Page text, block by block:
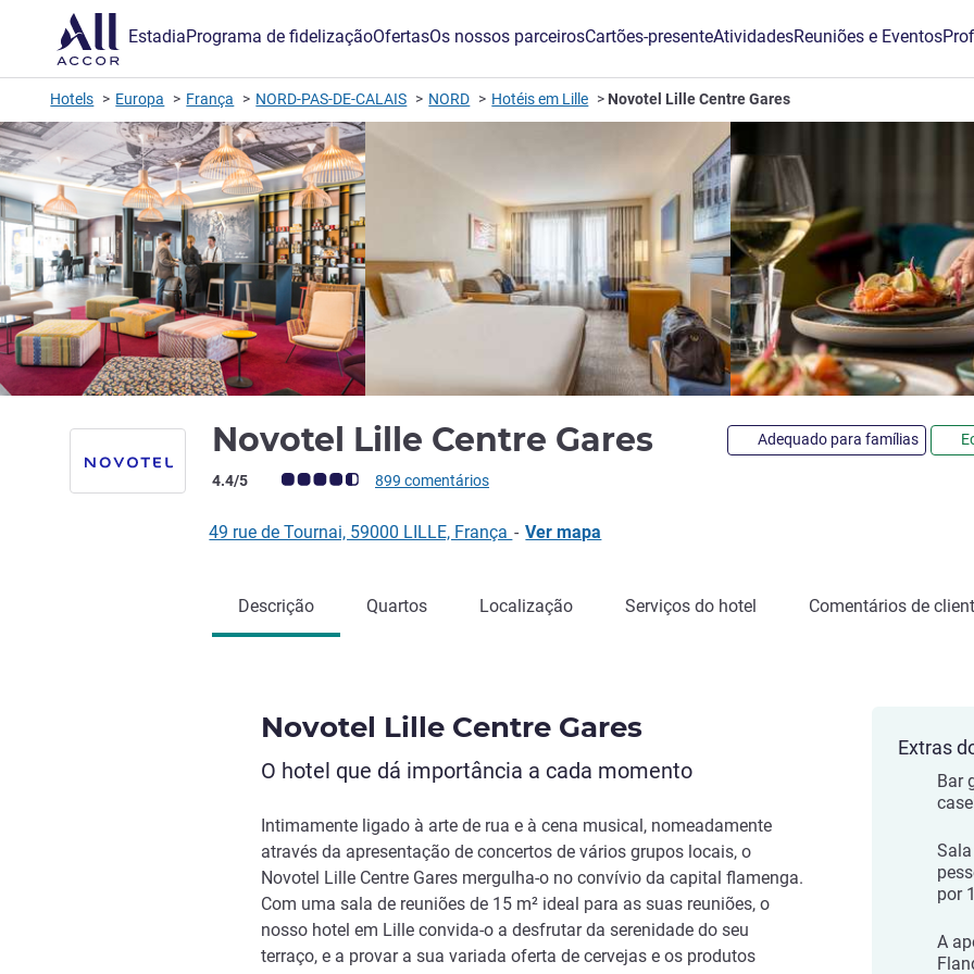
EstadiaPrograma de fidelizaçãoOfertasOs nossos parceirosCartões-presenteAtividadesReuniões e Eventos
Hotels Europa França NORD-PAS-DE-CALAIS NORD Hotéis em Lille Novotel Lille Centre Gares
Novotel Lille Centre Gares 4 estrelasAdequado para famílias
Nota clientes Avis (Classificação ALL)
4.4/5 899 comentários
49 rue de Tournai, 59000 LILLE, França - Ver mapa
Descrição Quartos Localização Serviços do hotel Comentários de
Novotel Lille Centre Gares
O hotel que dá importância a cada momento
Intimamente ligado à arte de rua e à cena musical, nomeadamente
através da apresentação de concertos de vários grupos locais, o
Novotel Lille Centre Gares mergulha-o no convívio da capital flamenga.
Com uma sala de reuniões de 15 m² ideal para as suas reuniões, o
nosso hotel em Lille convida-o a desfrutar da serenidade do seu
terraço, e a provar a sua variada oferta de cervejas e os produtos
Extras
Bar
por
A